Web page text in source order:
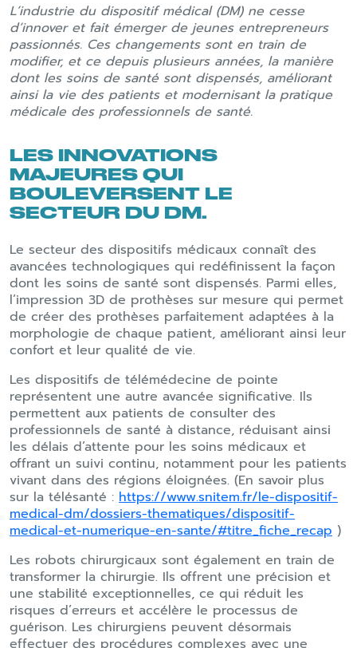
L’industrie du dispositif médical (DM) ne cesse
d’innover et fait émerger de jeunes entrepreneurs
passionnés. Ces changements sont en train de
modifier, et ce depuis plusieurs années, la manière
dont les soins de santé sont dispensés, améliorant
ainsi la vie des patients et modernisant la pratique
médicale des professionnels de santé.
LES INNOVATIONS
MAJEURES QUI
BOULEVERSENT LE
SECTEUR DU DM.
Le secteur des dispositifs médicaux connaît des
avancées technologiques qui redéfinissent la façon
dont les soins de santé sont dispensés. Parmi elles,
l’impression 3D de prothèses sur mesure qui permet
de créer des prothèses parfaitement adaptées à la
morphologie de chaque patient, améliorant ainsi leur
confort et leur qualité de vie.
Les dispositifs de télémédecine de pointe
représentent une autre avancée significative. Ils
permettent aux patients de consulter des
professionnels de santé à distance, réduisant ainsi
les délais d’attente pour les soins médicaux et
offrant un suivi continu, notamment pour les patients
vivant dans des régions éloignées. (En savoir plus
sur la télésanté : https://www.snitem.fr/le-dispositif-
medical-dm/dossiers-thematiques/dispositif-
medical-et-numerique-en-sante/#titre_fiche_recap )
Les robots chirurgicaux sont également en train de
transformer la chirurgie. Ils offrent une précision et
une stabilité exceptionnelles, ce qui réduit les
risques d’erreurs et accélère le processus de
guérison. Les chirurgiens peuvent désormais
effectuer des procédures complexes avec une